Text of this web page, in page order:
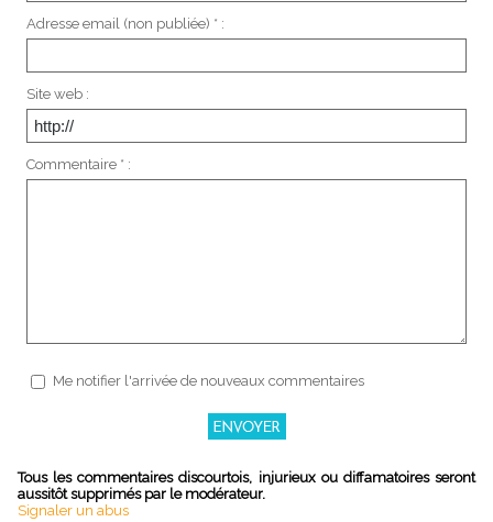
Adresse email (non publiée) * :
Site web :
Commentaire * :
Me notifier l'arrivée de nouveaux commentaires
Tous les commentaires discourtois, injurieux ou diffamatoires seront
aussitôt supprimés par le modérateur.
Signaler un abus